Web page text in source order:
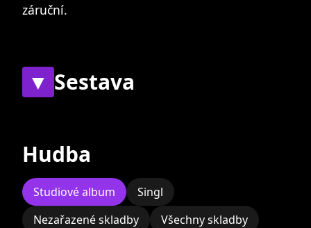
záruční.
▼ Sestava
Hudba
Studiové album
Singl
Nezařazené skladby
Všechny skladby